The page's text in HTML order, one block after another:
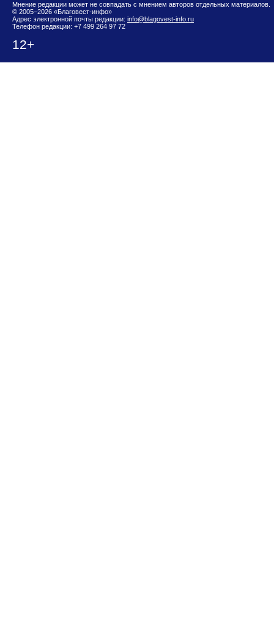
Мнение редакции может не совпадать с мнением авторов отдельных материалов.
© 2005–2026 «Благовест-инфо»
Адрес электронной почты редакции: info@blagovest-info.ru
Телефон редакции: +7 499 264 97 72
12+